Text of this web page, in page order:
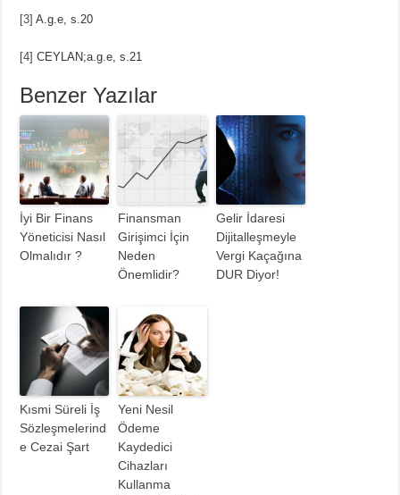
[3] A.g.e, s.20
[4] CEYLAN;a.g.e, s.21
Benzer Yazılar
İyi Bir Finans
Yöneticisi Nasıl
Olmalıdır ?
Finansman
Girişimci İçin
Neden
Önemlidir?
Gelir İdaresi
Dijitalleşmeyle
Vergi Kaçağına
DUR Diyor!
Kısmi Süreli İş
Sözleşmelerind
e Cezai Şart
Yeni Nesil
Ödeme
Kaydedici
Cihazları
Kullanma